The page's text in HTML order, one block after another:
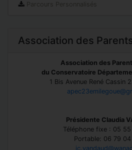
Parcours Personnalisés
Association des
Association des
du Conservatoire
1 Bis Avenue René Cassin
Présidente Claudia
Téléphone fixe : 05
Portable: 06 79 04